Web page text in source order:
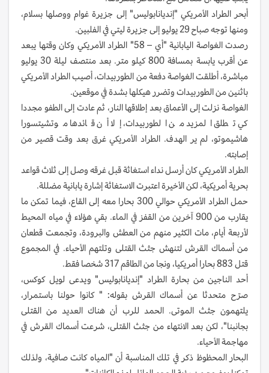
أبحر الطراد الأمريكي "إنديانابوليس" إلى جزيرة غوام ووصلها بسلام،
ومنها توجه صباح 29 يوليو إلى جزيرة ليتي في الفلبين.
رصدت الغواصة اليابانية "أي – 58" الطراد الأمريكي وكان وقتها يبعد
عن أقرب يابسة بمسافة 800 كيلو متر. بعد منتصف ليلة 30 يوليو
مباشرة، أطلقت الغواصة دفعة من الطوربيدات، أصيب الطراد الأمريكي
باثنين من الطوربيدات وتضرر هيكلها بشدة في موقعين.
الغواصة نزلت إلى الأعماق بعد إطلاقها النار، ثم عادت إلى الطفو مجددا
كي تطلق المزيد من الطوربيدات، إلا أن قائدها موتشيتسورا
هاشيموتو، لم ير الهدف. الطراد الأمريكي غرق بعد وقت قصير من
إصابته.
الطراد الأمريكي كان أرسل نداء استغاثة قبل غرقه وصل إلى ثلاث قواعد
بحرية أمريكية، لكن الأخيرة اعتبرت الاستغاثة إشارة يابانية مضللة.
حمل الطراد الأمريكي حوالي 300 بحارا معه إلى القاع، فيما تمكن ما
يقارب من 900 آخرين من القفز في الماء. بقي هؤلاء في مياه المحيط
لأربعة أيام، مات الكثير منهم من العطش والبرودة، وتجمعت قطعان
من أسماك القرش لتنهش جثث القتلى وتلتهم الأحياء. في المجموع
قتل 883 بحارا أمريكيا، ونجا من الطاقم 317 شخصا فقط.
أحد الناجين من بحارة الطراد "إنديانابوليس" ويدعى لويل كوكس،
صرّح متحدثا عن أسماك القرش بقوله: " كانوا حولنا باستمرار،
يلتهمون جثث الموتى. الحمد للرب أن هناك العديد من القتلى
بجانبنا"، لكن بعد الانتهاء من جثث القتلى، شرعت أسماك القرش في
مهاجمة الأحياء.
البحار المحظوظ ذكر في تلك المناسبة أن "المياه كانت صافية، ولذلك